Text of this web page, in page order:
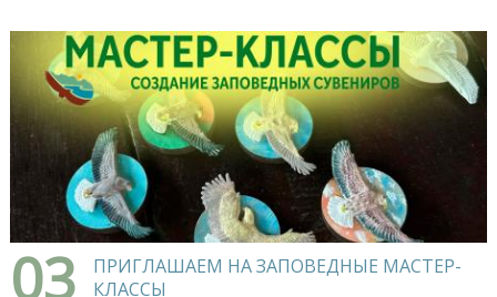
03
ПРИГЛАШАЕМ НА ЗАПОВЕДНЫЕ МАСТЕР-
КЛАССЫ